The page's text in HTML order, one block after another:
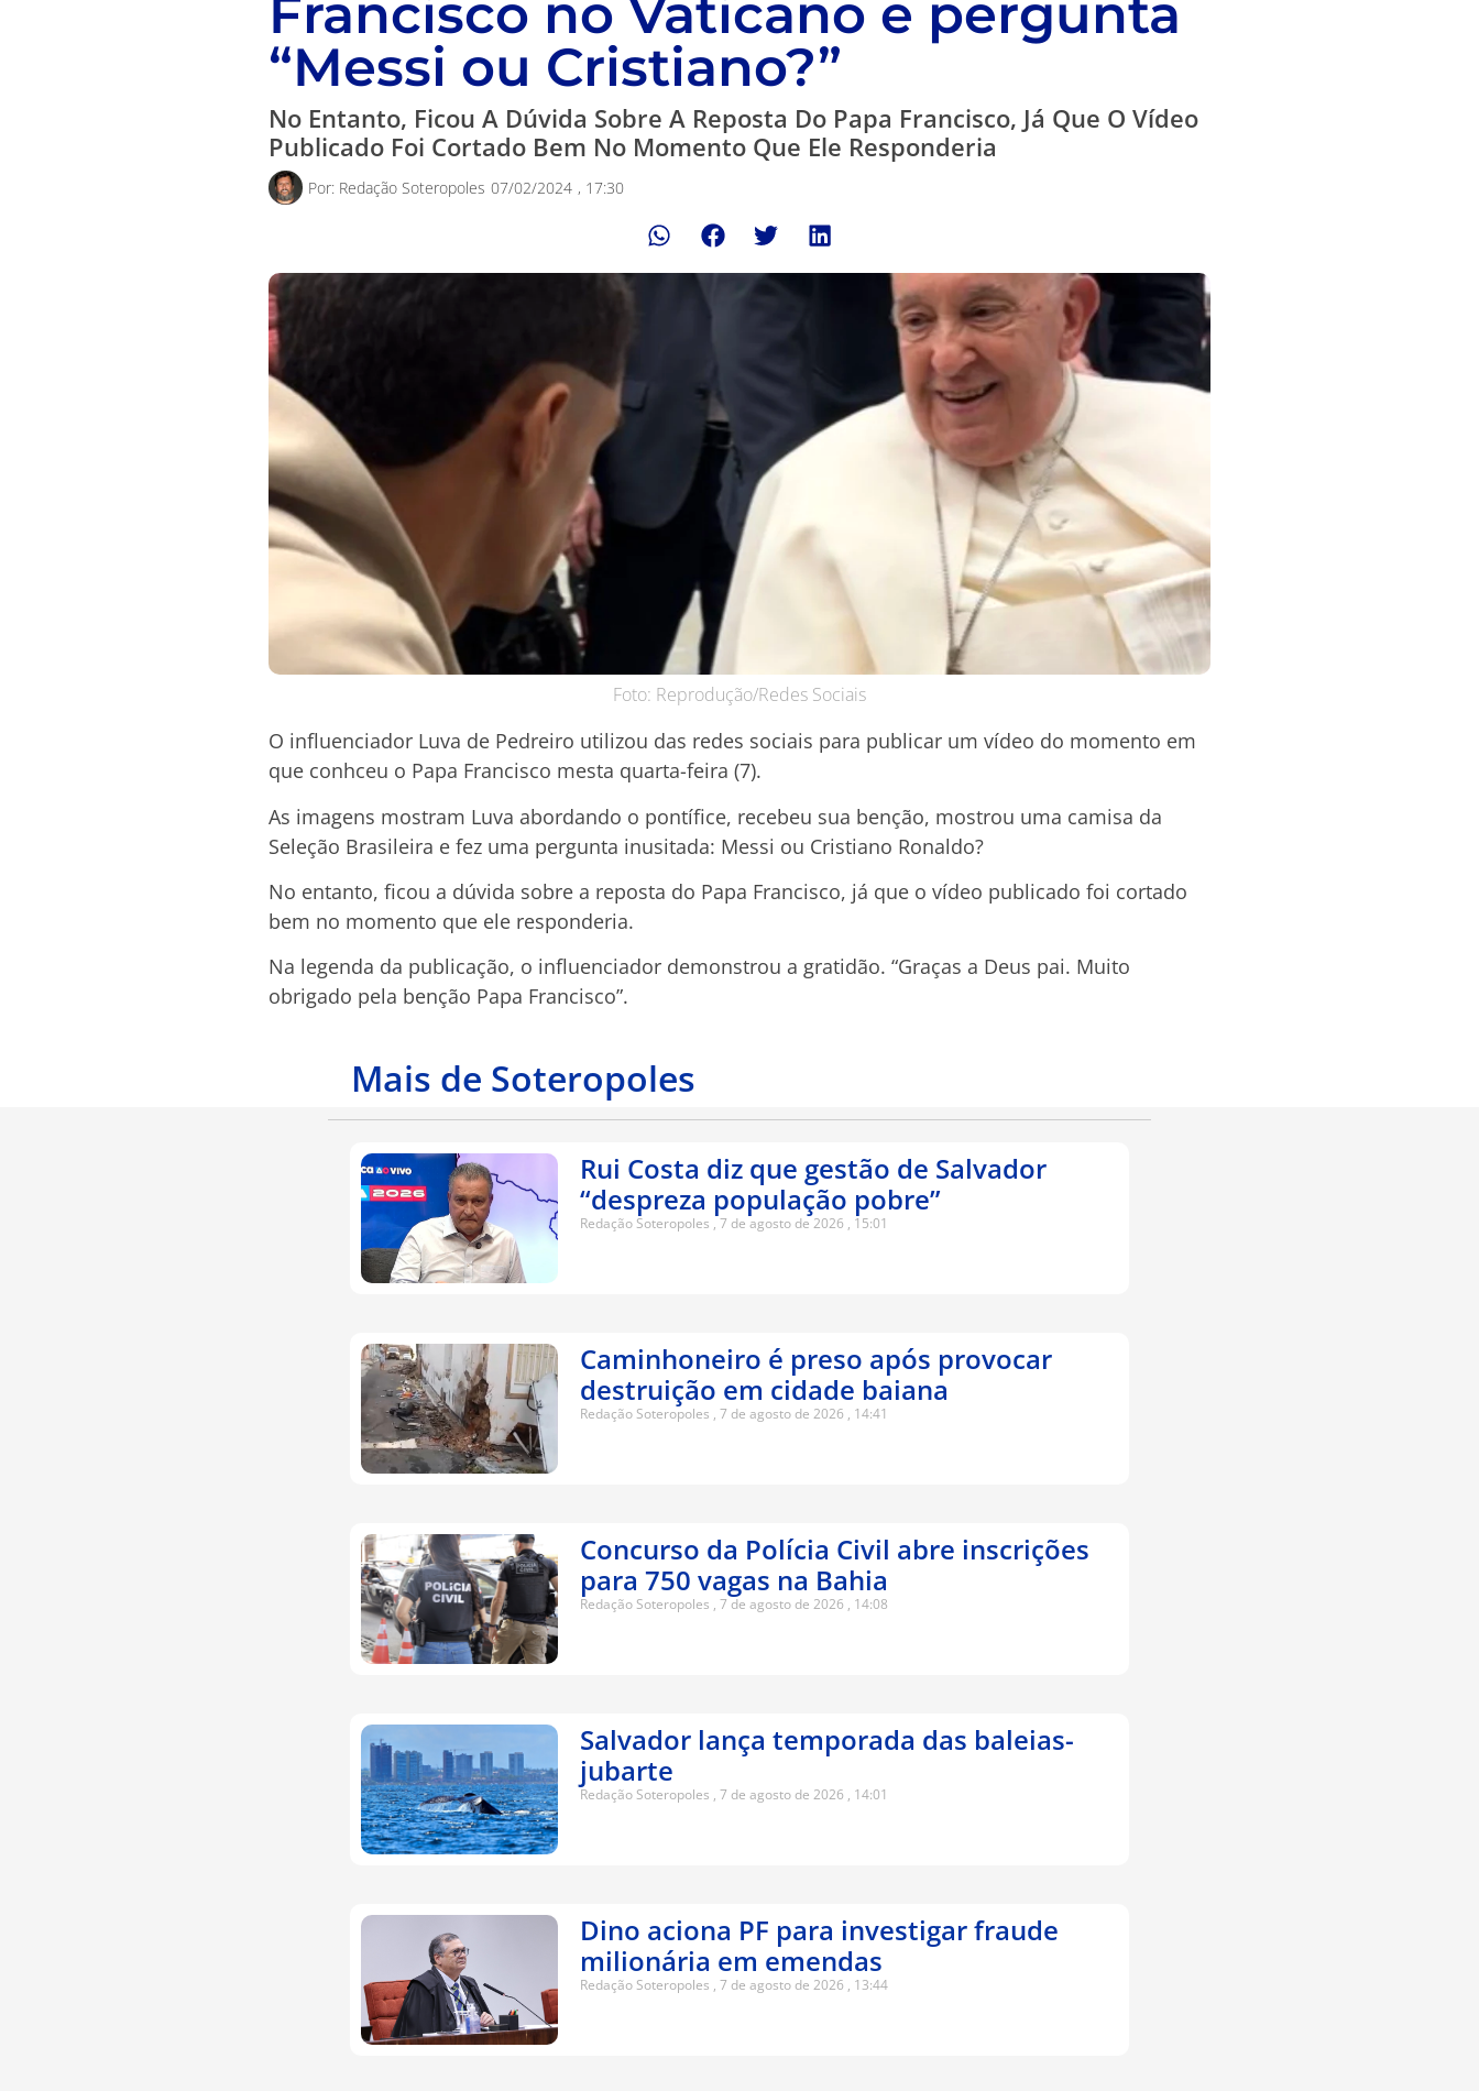
Francisco no Vaticano e pergunta
“Messi ou Cristiano?”
No Entanto, Ficou A Dúvida Sobre A Reposta Do Papa Francisco, Já Que O Vídeo
Publicado Foi Cortado Bem No Momento Que Ele Responderia
Por: Redação Soteropoles 07/02/2024 , 17:30
Foto: Reprodução/Redes Sociais
O influenciador Luva de Pedreiro utilizou das redes sociais para publicar um vídeo do momento em
que conhceu o Papa Francisco mesta quarta-feira (7).
As imagens mostram Luva abordando o pontífice, recebeu sua benção, mostrou uma camisa da
Seleção Brasileira e fez uma pergunta inusitada: Messi ou Cristiano Ronaldo?
No entanto, ficou a dúvida sobre a reposta do Papa Francisco, já que o vídeo publicado foi cortado
bem no momento que ele responderia.
Na legenda da publicação, o influenciador demonstrou a gratidão. “Graças a Deus pai. Muito
obrigado pela benção Papa Francisco”.
Mais de Soteropoles
Rui Costa diz que gestão de Salvador
“despreza população pobre”
Redação Soteropoles 7 de agosto de 2026 15:01
Caminhoneiro é preso após provocar
destruição em cidade baiana
Redação Soteropoles 7 de agosto de 2026 14:41
Concurso da Polícia Civil abre inscrições
para 750 vagas na Bahia
Redação Soteropoles 7 de agosto de 2026 14:08
Salvador lança temporada das baleias-
jubarte
Redação Soteropoles 7 de agosto de 2026 14:01
Dino aciona PF para investigar fraude
milionária em emendas
Redação Soteropoles 7 de agosto de 2026 13:44